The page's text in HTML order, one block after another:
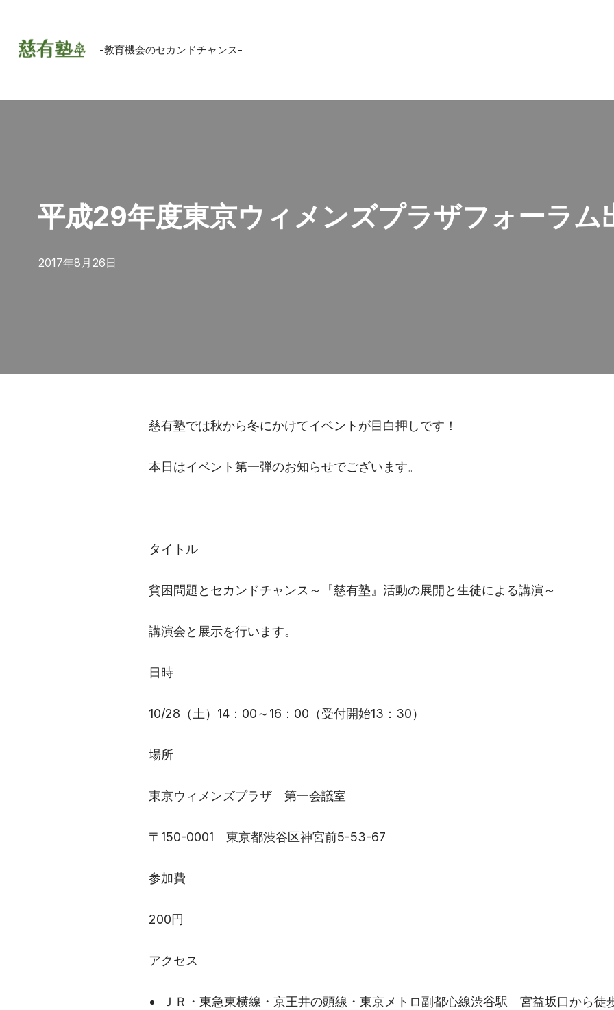
コ
ン
ン
-教育機会のセカンドチャンス-
平成29年度東京ウィメンズプラザフォーラム
2017年8月26日
慈有塾では秋から冬にかけてイベントが目白押しです！
本日はイベント第一弾のお知らせでございます。
タイトル
貧困問題とセカンドチャンス～『慈有塾』活動の展開と生徒による講演～
講演会と展示を行います。
日時
10/28（土）14：00～16：00（受付開始13：30）
場所
東京ウィメンズプラザ 第一会議室
〒150-0001 東京都渋谷区神宮前5-53-67
参加費
200円
アクセス
ＪＲ・東急東横線・京王井の頭線・東京メトロ副都心線渋谷駅 宮益坂口から徒